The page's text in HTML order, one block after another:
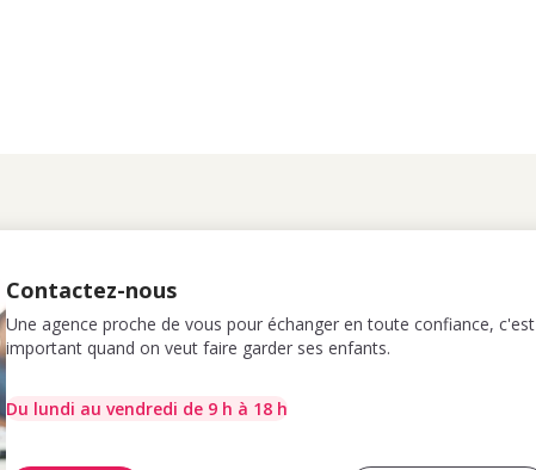
Contactez-nous
Une agence proche de vous pour échanger en toute confiance, c'est
important quand on veut faire garder ses enfants.
Du lundi au vendredi de 9 h à 18 h